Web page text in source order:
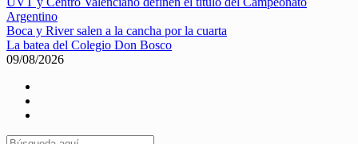
Argentino
Boca y River salen a la cancha por la cuarta
La batea del Colegio Don Bosco
09/08/2026